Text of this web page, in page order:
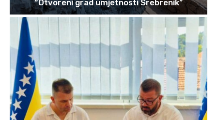
“Otvoreni grad umjetnosti Srebrenik”